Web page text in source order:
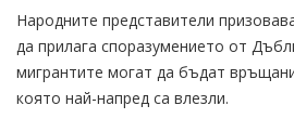
Народните представители
да прилага споразумението от
мигрантите могат да бъдат
която най-напред са влезли.